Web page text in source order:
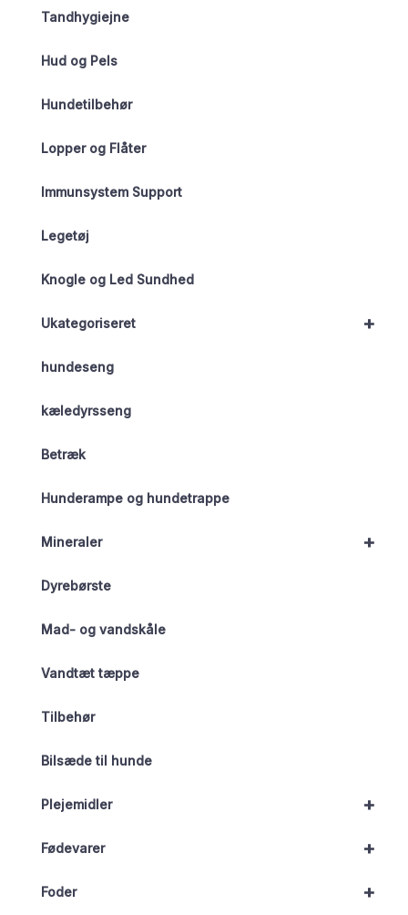
Tandhygiejne
Hud og Pels
Hundetilbehør
Lopper og Flåter
Immunsystem Support
Legetøj
Knogle og Led Sundhed
+
Ukategoriseret
hundeseng
kæledyrsseng
Betræk
Hunderampe og hundetrappe
+
Mineraler
Dyrebørste
Mad- og vandskåle
Vandtæt tæppe
Tilbehør
Bilsæde til hunde
+
Plejemidler
+
Fødevarer
+
Foder